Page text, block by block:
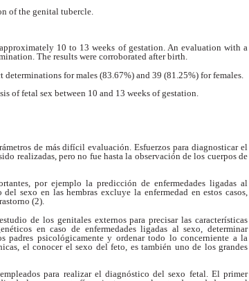
of the genital tubercle.
10 to 13 weeks of gestation. An evaluation with a
The results were corroborated after birth.
for males (83.67%) and 39 (81.25%) for females.
of fetal sex between 10 and 13 weeks of gestation.
de másdifícil evaluación. Esfuerzos para diagnosticar el
realizadas, pero no fue hasta la observación de los cuerpos de
por ejemplo la predicción de enfermedades ligadas al
del sexo en las hembras excluye la enfermedad enestos casos,
(2).
de los genitales externos para precisar las características
en caso de enfermedades ligadas al sexo, determinar
padres psicológicamente y ordenar todo lo concerniente ala
el conocer el sexo delfeto, es también uno de los grandes
para realizar el diagnóstico del sexo fetal. El primer